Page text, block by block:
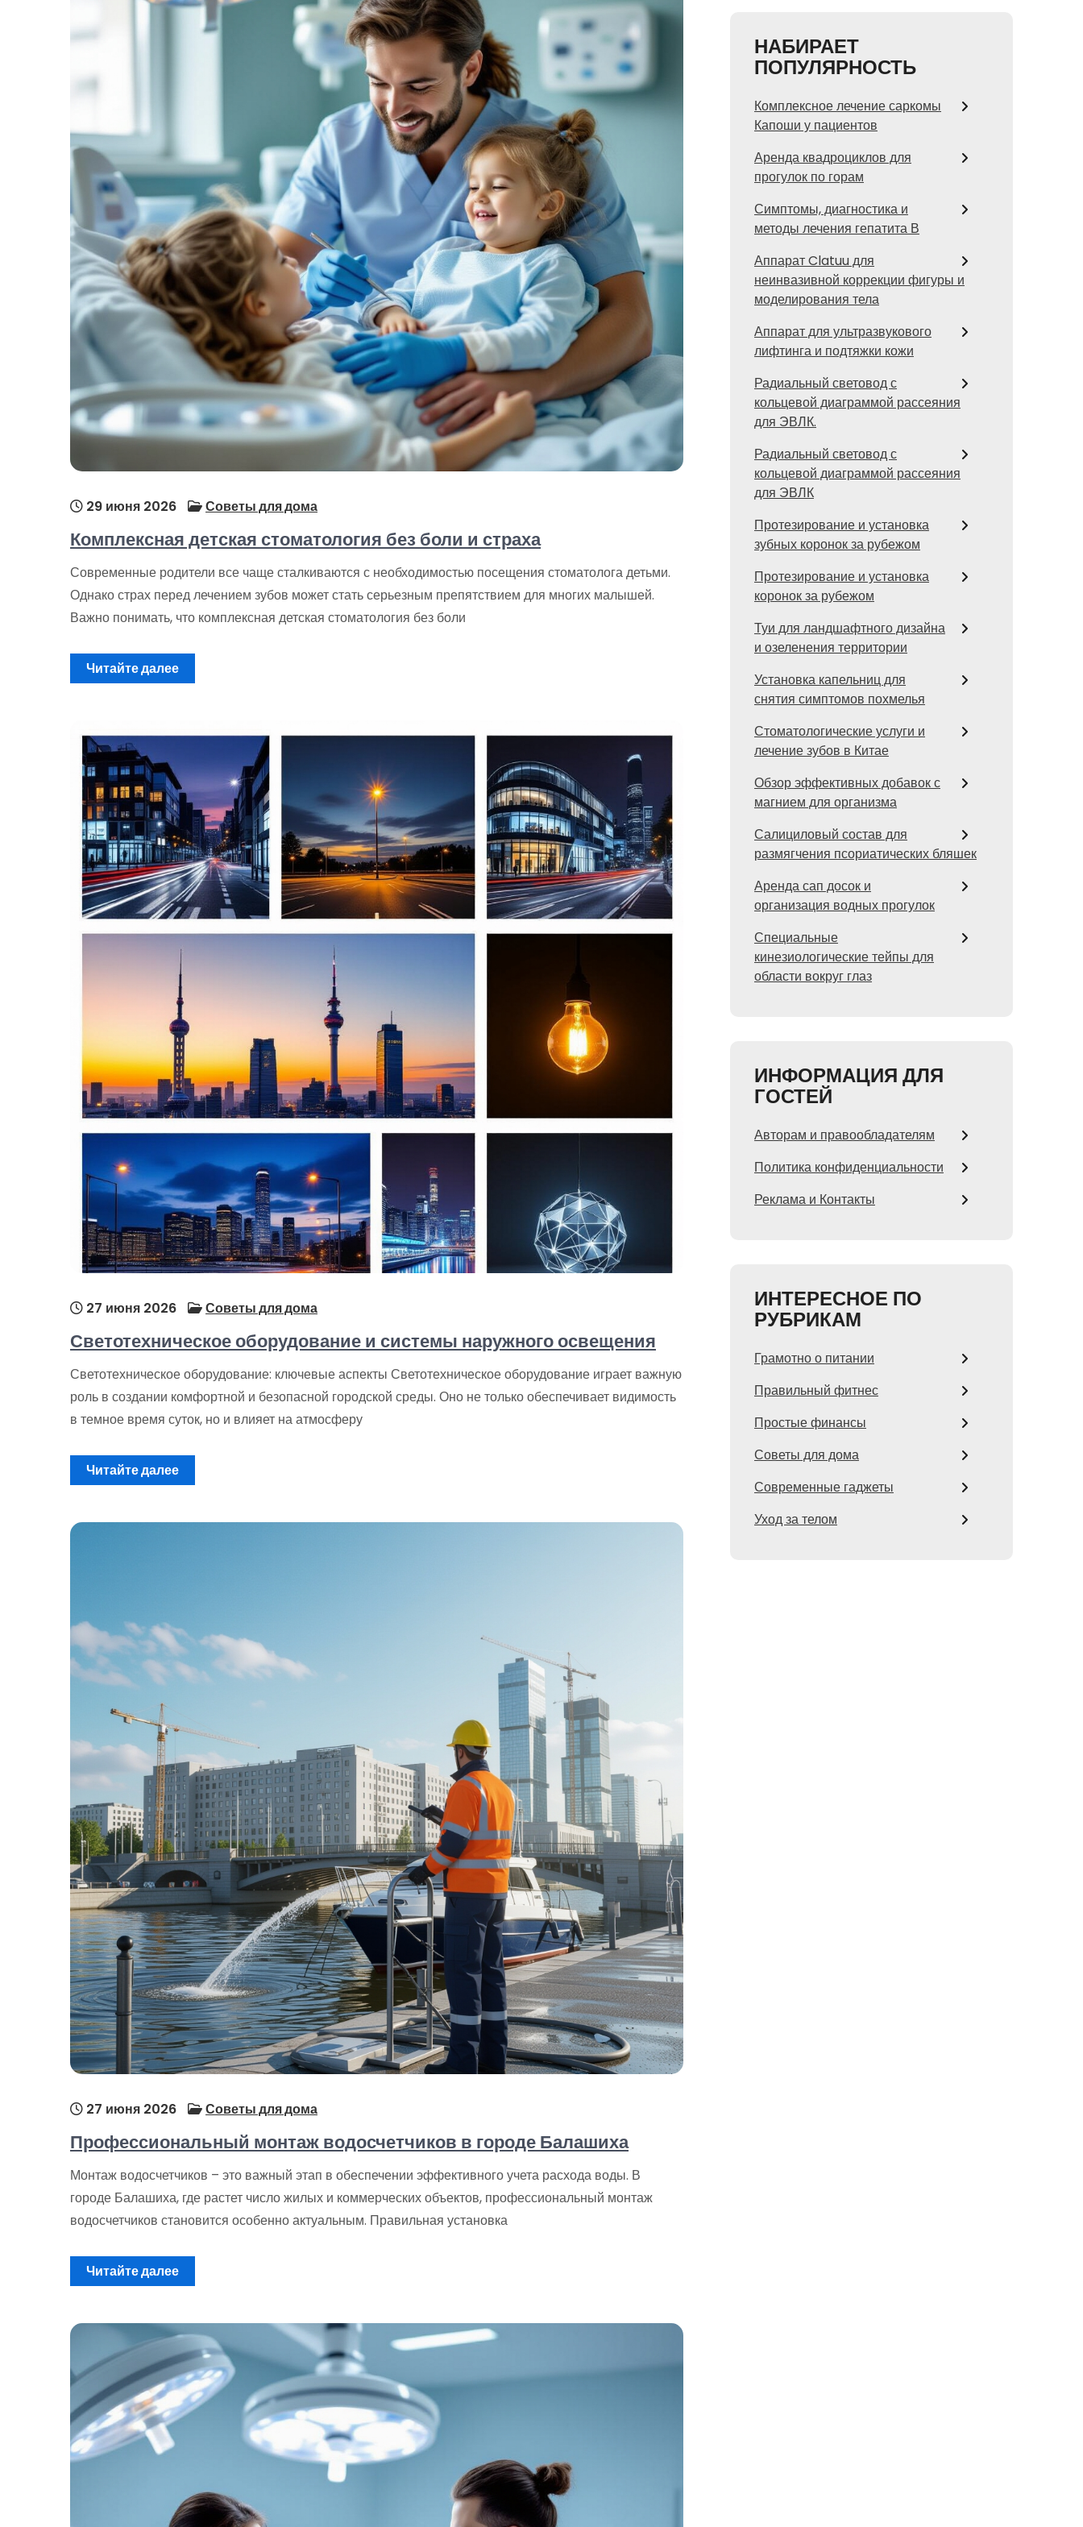
29 июня 2026 Советы для дома
Комплексная детская стоматология без боли и страха
Современные родители все чаще сталкиваются с необходимостью посещения стоматолога детьми.
Однако страх перед лечением зубов может стать серьезным препятствием для многих малышей.
Важно понимать, что комплексная детская стоматология без боли
Читайте далее
27 июня 2026 Советы для дома
Светотехническое оборудование и системы наружного освещения
Светотехническое оборудование: ключевые аспекты Светотехническое оборудование играет важную
роль в создании комфортной и безопасной городской среды. Оно не только обеспечивает видимость
в темное время суток, но и влияет на атмосферу
Читайте далее
27 июня 2026 Советы для дома
Профессиональный монтаж водосчетчиков в городе Балашиха
Монтаж водосчетчиков – это важный этап в обеспечении эффективного учета расхода воды. В
городе Балашиха, где растет число жилых и коммерческих объектов, профессиональный монтаж
водосчетчиков становится особенно актуальным. Правильная установка
Читайте далее
НАБИРАЕТ
ПОПУЛЯРНОСТЬ
Комплексное лечение саркомы
Капоши у пациентов
Аренда квадроциклов для
прогулок по горам
Симптомы, диагностика и
методы лечения гепатита В
Аппарат Clatuu для
неинвазивной коррекции фигуры и
моделирования тела
Аппарат для ультразвукового
лифтинга и подтяжки кожи
Радиальный световод с
кольцевой диаграммой рассеяния
для ЭВЛК.
Радиальный световод с
кольцевой диаграммой рассеяния
для ЭВЛК
Протезирование и установка
зубных коронок за рубежом
Протезирование и установка
коронок за рубежом
Туи для ландшафтного дизайна
и озеленения территории
Установка капельниц для
снятия симптомов похмелья
Стоматологические услуги и
лечение зубов в Китае
Обзор эффективных добавок с
магнием для организма
Салициловый состав для
размягчения псориатических бляшек
Аренда сап досок и
организация водных прогулок
Специальные
кинезиологические тейпы для
области вокруг глаз
ИНФОРМАЦИЯ ДЛЯ
ГОСТЕЙ
Авторам и правообладателям
Политика конфиденциальности
Реклама и Контакты
ИНТЕРЕСНОЕ ПО
РУБРИКАМ
Грамотно о питании
Правильный фитнес
Простые финансы
Советы для дома
Современные гаджеты
Уход за телом